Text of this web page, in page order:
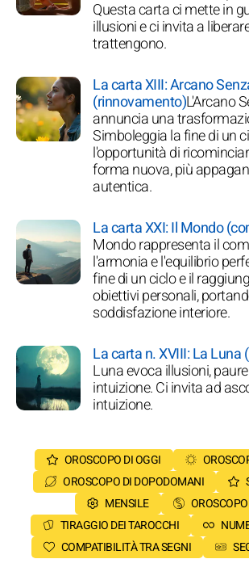
Questa carta ci mette in
illusioni e ci invita a
trattengono.
La carta XIII: Arcano
(rinnovamento)L'Arcano
annuncia una
Simboleggia la fine di un
l'opportunità di
forma nuova, più
autentica.
La carta XXI: Il Mondo
Mondo rappresenta il
l'armonia e l'equilibrio
fine di un ciclo e il
obiettivi personali,
soddisfazione interiore.
La carta n. XVIII: La Luna
Luna evoca illusioni,
intuizione. Ci invita ad
intuizione.
OROSCOPO DI OGGI
OROSCOPO DI DOPODOMANI
MENSILE
TIRAGGIO DEI TAROCCHI
COMPATIBILITÀ TRA SEGNI